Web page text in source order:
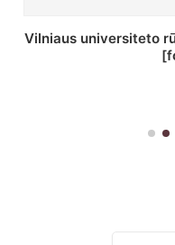
St. Batoro